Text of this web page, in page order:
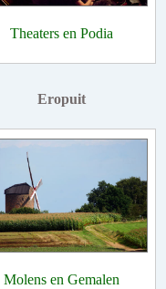
Theaters en Podia
Eropuit
Molens en Gemalen